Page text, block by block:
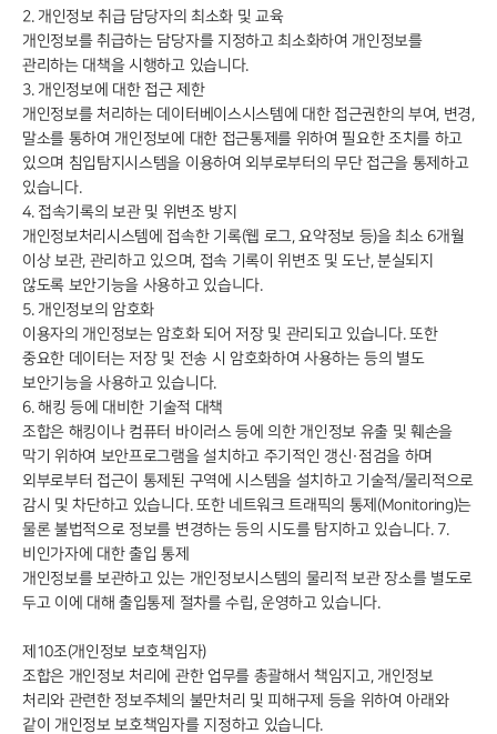
2. 개인정보 취급 담당자의 최소화 및 교육
개인정보를 취급하는 담당자를 지정하고 최소화하여 개인정보를
관리하는 대책을 시행하고 있습니다.
3. 개인정보에 대한 접근 제한
개인정보를 처리하는 데이터베이스시스템에 대한 접근권한의 부여, 변경,
말소를 통하여 개인정보에 대한 접근통제를 위하여 필요한 조치를 하고
있으며 침입탐지시스템을 이용하여 외부로부터의 무단 접근을 통제하고
있습니다.
4. 접속기록의 보관 및 위변조 방지
개인정보처리시스템에 접속한 기록(웹 로그, 요약정보 등)을 최소 6개월
이상 보관, 관리하고 있으며, 접속 기록이 위변조 및 도난, 분실되지
않도록 보안기능을 사용하고 있습니다.
5. 개인정보의 암호화
이용자의 개인정보는 암호화 되어 저장 및 관리되고 있습니다. 또한
중요한 데이터는 저장 및 전송 시 암호화하여 사용하는 등의 별도
보안기능을 사용하고 있습니다.
6. 해킹 등에 대비한 기술적 대책
조합은 해킹이나 컴퓨터 바이러스 등에 의한 개인정보 유출 및 훼손을
막기 위하여 보안프로그램을 설치하고 주기적인 갱신·점검을 하며
외부로부터 접근이 통제된 구역에 시스템을 설치하고 기술적/물리적으로
감시 및 차단하고 있습니다. 또한 네트워크 트래픽의 통제(Monitoring)는
물론 불법적으로 정보를 변경하는 등의 시도를 탐지하고 있습니다. 7.
비인가자에 대한 출입 통제
개인정보를 보관하고 있는 개인정보시스템의 물리적 보관 장소를 별도로
두고 이에 대해 출입통제 절차를 수립, 운영하고 있습니다.
제10조(개인정보 보호책임자)
조합은 개인정보 처리에 관한 업무를 총괄해서 책임지고, 개인정보
처리와 관련한 정보주체의 불만처리 및 피해구제 등을 위하여 아래와
같이 개인정보 보호책임자를 지정하고 있습니다.